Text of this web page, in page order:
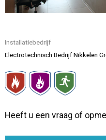
Installatiebedrijf
Electrotechnisch Bedrijf Nikkelen
Heeft u een vraag of